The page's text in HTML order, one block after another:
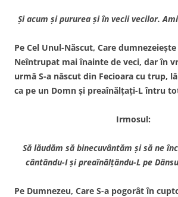
Şi acum şi pururea şi în vecii vecilor.
Pe Cel Unul-Născut, Care
Neîntrupat mai înainte de veci, dar în
urmă S-a născut din Fecioara cu trup,
ca pe un Domn şi preaînălţaţi-L întru
Irmosul:
Să lăudăm să binecuvântăm şi să ne
cântându-I şi preaînălţându-L pe
Pe Dumnezeu, Care S-a pogorât în